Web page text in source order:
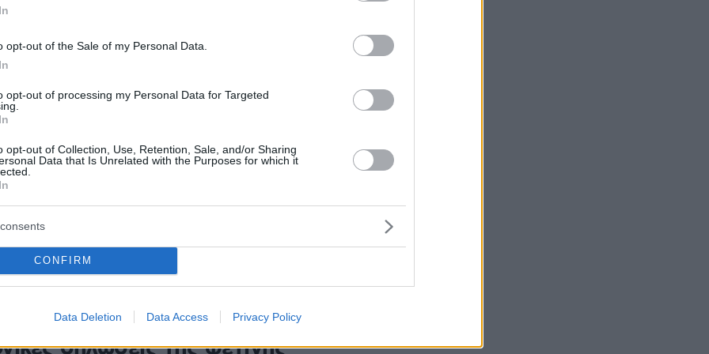
opt-out of the Sale of my Personal Data.
opt-out of processing my Personal Data for Targeted
opt-out of Collection, Use, Retention, Sale, and/or Sharing
Data that Is Unrelated with the Purposes for which it
CONFIRM
Data Deletion Data Access Privacy Policy
οφειλές
πρόστιμα και προσαυξήσεις
θα κληθούν να
επιπλέον εισφορές στο
εισφορές μέχρι τέλος Ιουλίου, οι οφειλές θα
σε έξι δόσεις, μαζί με τις τρέχουσες
στις 15 Ιουλίου για τις